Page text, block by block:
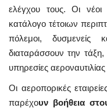
ελέγχου τους. Οι νέοι
κατάλογο τέτοιων
πόλεμοι, δυσμενείς
διαταράσσουν την
υπηρεσίες
Οι αεροπορικές
παρέχουν βοήθεια